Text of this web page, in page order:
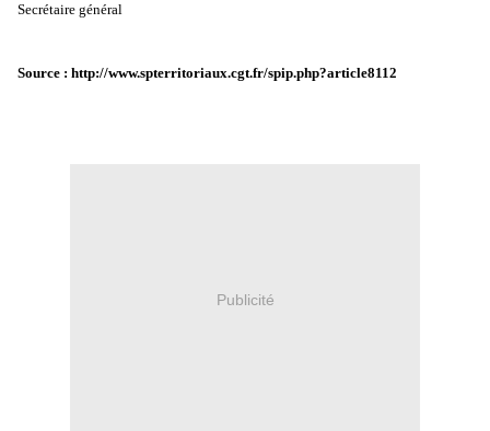
Secrétaire général
Source : http://www.spterritoriaux.cgt.fr/spip.php?article8112
Publicité